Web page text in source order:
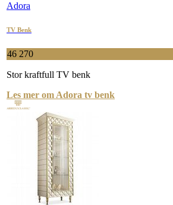
Adora
TV Benk
46 270
Stor kraftfull TV benk
Les mer om Adora tv benk